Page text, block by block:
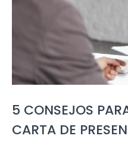
5 CONSEJOS
CARTA DE